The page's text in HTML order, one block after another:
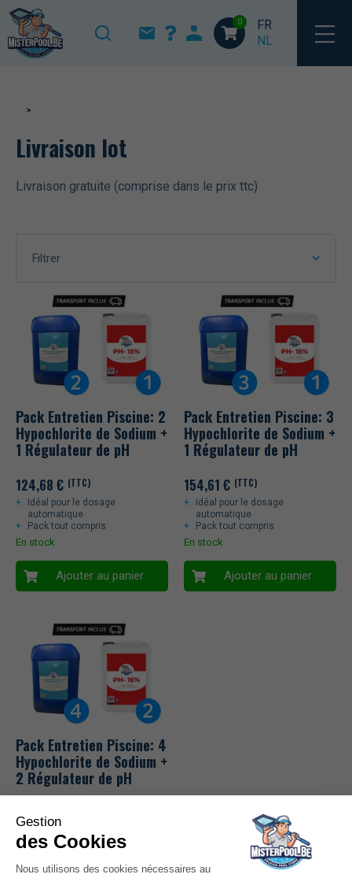
0
FR
NL
Accueil/ Classe d’expédition du produit / Livraison lot
>
Livraison lot
Livraison gratuite (comprise dans le prix ttc)
Filtrer
Pack Entretien Piscine: 2
Hypochlorite de Sodium +
1 Régulateur de pH
124,68 € (TTC)
Idéal pour le dosage
automatique
Pack tout compris
En stock
Ajouter au panier
Pack Entretien Piscine: 3
Hypochlorite de Sodium +
1 Régulateur de pH
154,61 € (TTC)
Idéal pour le dosage
automatique
Pack tout compris
En stock
Ajouter au panier
Pack Entretien Piscine: 4
Hypochlorite de Sodium +
2 Régulateur de pH
214,46
automatique
En stock